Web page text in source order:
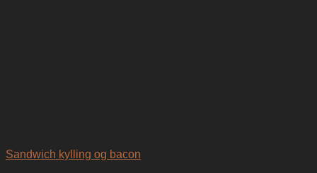
Sandwich kylling og bacon